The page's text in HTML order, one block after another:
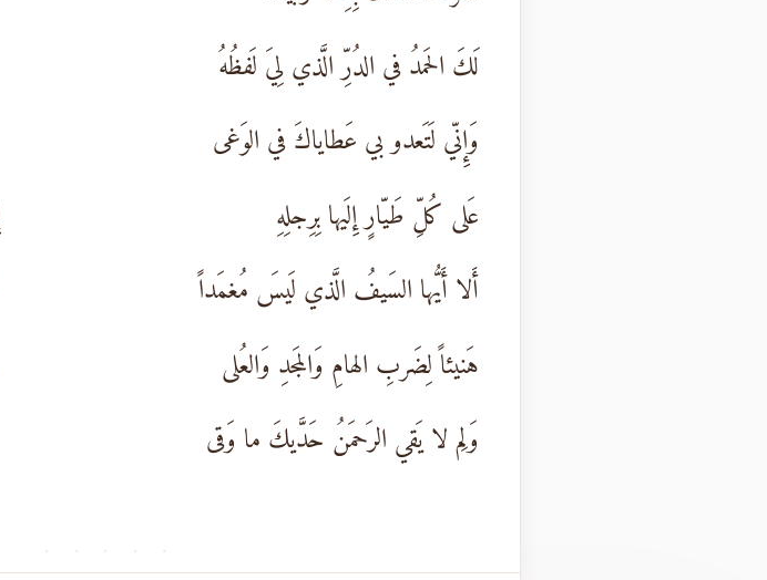
لَكَ الحَمدُ في الدُرِّ الَّذي لِيَ لَفظُهُ
وَإِنّي لَتَعدو بي عَطاياكَ في الوَغى
عَلى كُلِّ طَيّارٍ إِلَيها بِرِجلِهِ
أَلا أَيُّها السَيفُ الَّذي لَيسَ مُغمَداً
هَنيئاً لِضَربِ الهامِ وَالمَجدِ وَالعُلى
وَلِم لا يَقي الرَحمَنُ حَدَّيكَ ما وَقى
· · · · ·